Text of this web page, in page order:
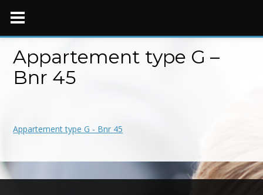
content
Appartement type G –
Bnr 45
Appartement type G - Bnr 45